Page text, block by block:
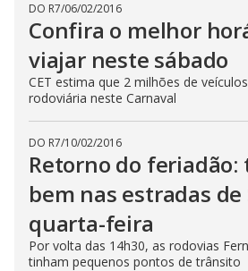
DO R7/06/02/2016
Confira o melhor
viajar neste sábado
CET estima que 2 milhões de
rodoviária neste Carnaval
DO R7/10/02/2016
Retorno do
bem nas estradas de
quarta-feira
Por volta das 14h30, as rodovias
tinham pequenos pontos de trânsito